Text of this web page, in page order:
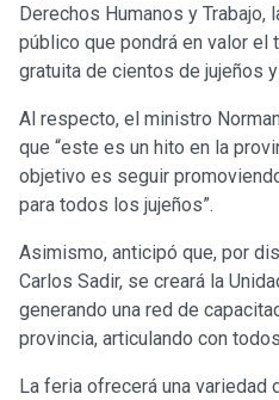
Derechos Humanos y Trabajo,
público que pondrá en valor el
gratuita de cientos de jujeños
Al respecto, el ministro
que “este es un hito en la
objetivo es seguir
para todos los jujeños”.
Asimismo, anticipó que, por
Carlos Sadir, se creará la
generando una red de
provincia, articulando con
La feria ofrecerá una variedad